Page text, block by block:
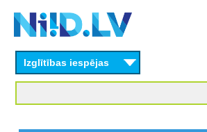
content
Izglītības iespējas